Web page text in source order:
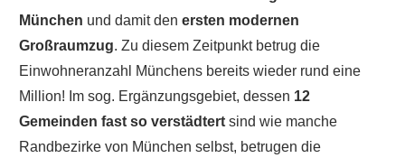
München und damit den ersten modernen
Großraumzug. Zu diesem Zeitpunkt betrug die
Einwohneranzahl Münchens bereits wieder rund eine
Million! Im sog. Ergänzungsgebiet, dessen 12
Gemeinden fast so verstädtert sind wie manche
Randbezirke von München selbst, betrugen die